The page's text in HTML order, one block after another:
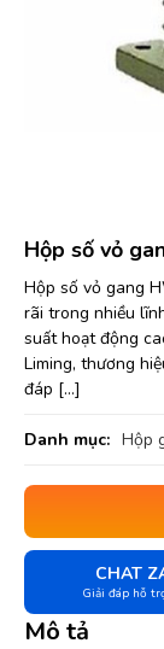
Hộp số vỏ
Hộp số vỏ gang
rãi trong nhiều
suất hoạt động
Liming, thương
đáp […]
Danh mục: Hộp
CHAT
Giải đáp hỗ
Mô tả